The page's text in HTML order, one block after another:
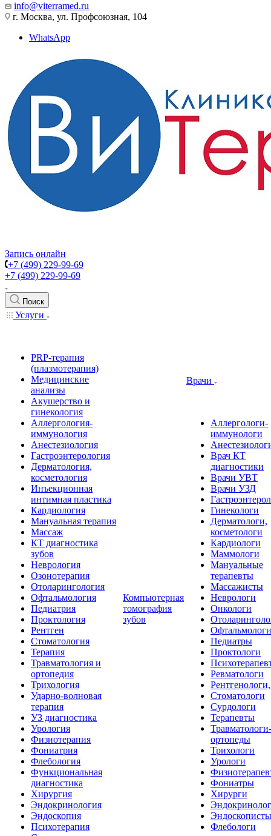
info@viterramed.ru
г. Москва, ул. Профсоюзная, 104
WhatsApp
Запись онлайн
+7 (499) 229-99-69
+7 (499) 229-99-69
Поиск
Услуги
PRP-терапия
(плазмотерапия)
Медицинские
анализы
Акушерство и
гинекология
Аллергология-
иммунология
Анестезиология
Гастроэнтерология
Дерматология,
косметология
Инъекционная
интимная пластика
Кардиология
Мануальная терапия
Массаж
КТ диагностика
зубов
Неврология
Озонотерапия
Отоларингология
Офтальмология
Педиатрия
Проктология
Рентген
Стоматология
Терапия
Травматология и
ортопедия
Трихология
Ударно-волновая
терапия
УЗ диагностика
Урология
Физиотерапия
Фониатрия
Флебология
Функциональная
диагностика
Хирургия
Эндокринология
Эндоскопия
Психотерапия
Компьютерная
томография
зубов
Врачи
Аллергологи-
иммунологи
Врач КТ
диагностики
Врачи УВТ
Врачи УЗД
Гинекологи
Дерматологи,
косметологи
Кардиологи
Маммологи
Мануальные
терапевты
Массажисты
Неврологи
Онкологи
Офтальмологи
Педиатры
Проктологи
Ревматологи
Стоматологи
Сурдологи
Терапевты
Травматологи-
ортопеды
Трихологи
Урологи
Фониатры
Хирурги
Эндоскописты
Флебологи